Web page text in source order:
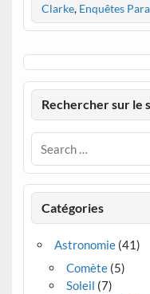
Clarke, Enquêtes
Rechercher sur le
Catégories
Astronomie(41)
Comète(5)
Soleil (7)